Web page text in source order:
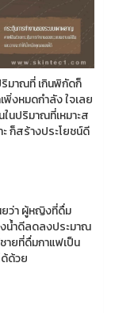
ริมาณที่ เกินพิกัดก็
งหมดกำลัง ใจเลย
นปริมาณที่เหมาะส
ะ ก็สร้างประโยชน์ดี
ยว่า ผู้หญิงที่ดื่ม
งน้ำดีลดลงประมาณ
ายที่ดื่มกาแฟเป็น
ด้วย